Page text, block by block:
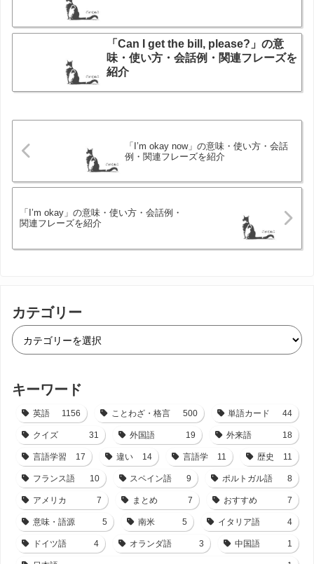
「Can I get the bill, please?」の意
味・使い方・会話例・関連フレーズを
紹介
「I’m okay now」の意味・使い方・会話
例・関連フレーズを紹介
「I’m okay」の意味・使い方・会話例・
関連フレーズを紹介
カテゴリー
キーワード
英語 1156 ことわざ・格言 500 単語カード 44
クイズ 31 外国語 19 外来語 18
言語学習 17 違い 14 言語学 11 歴史 11
フランス語 10 スペイン語 9 ポルトガル語 8
アメリカ 7 まとめ 7 おすすめ 7
意味・語源 5 南米 5 イタリア語 4
ドイツ語 4 オランダ語 3 中国語 1